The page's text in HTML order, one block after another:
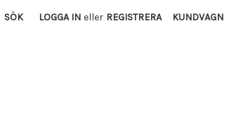
SÖK LOGGA IN eller REGISTRERA KUNDVAGN